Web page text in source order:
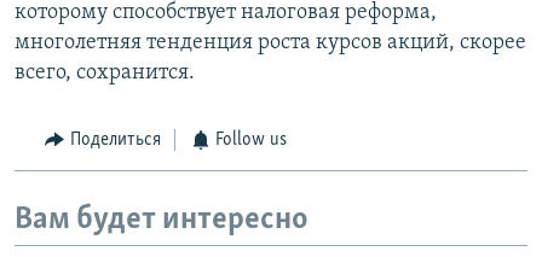
которому способствует налоговая реформа,
многолетняя тенденция роста курсов акций, скорее
всего, сохранится.
Поделиться Follow us
Вам будет интересно